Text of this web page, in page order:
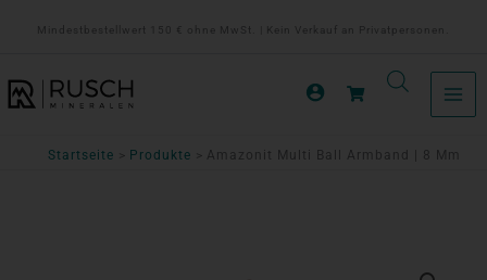
Mindestbestellwert 150 € ohne MwSt. | Kein Verkauf an Privatpersonen.
Startseite Produkte Amazonit Multi Ball Armband | 8 Mm